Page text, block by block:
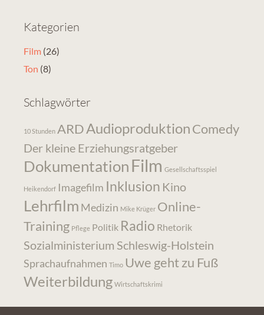
Kategorien
Film (26)
Ton (8)
Schlagwörter
10 Stunden ARDAudioproduktionComedy
Der kleine Erziehungsratgeber
Dokumentation Film Gesellschaftsspiel
Heikendorf Imagefilm Inklusion Kino
Lehrfilm Medizin Mike Krüger Online-
Training Pflege Politik Radio Rhetorik
Sozialministerium Schleswig-Holstein
Sprachaufnahmen Timo Uwe geht zu Fuß
Weiterbildung Wirtschaftskrimi